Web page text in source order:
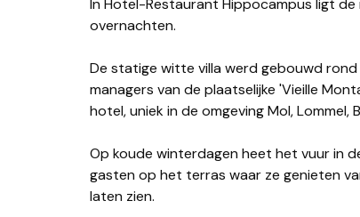
In Hotel-Restaurant Hippocampus ligt de nadruk op fijn dineren. U kunt er echter ook stijlvol
overnachten.
De statige witte villa werd gebouwd
managers van de plaatselijke 'Vieille
hotel, uniek in de omgeving Mol, Lommel,
Op koude winterdagen heet het vuur in
gasten op het terras waar ze genieten
laten zien.